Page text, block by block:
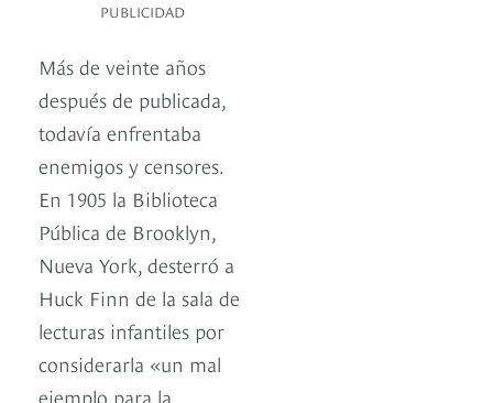
PUBLICIDAD
Más de veinte años
después de publicada,
todavía enfrentaba
enemigos y censores.
En 1905 la Biblioteca
Pública de Brooklyn,
Nueva York, desterró a
Huck Finn de la sala de
lecturas infantiles por
considerarla «un mal
ejemplo para la